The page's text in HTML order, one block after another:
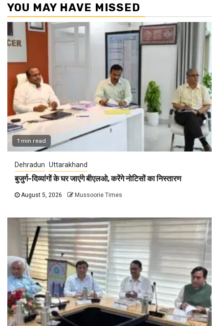
YOU MAY HAVE MISSED
1 min read
Dehradun Uttarakhand
बुजुर्ग-दिव्यांगों के घर जाएंगे बीएलओ, करेंगे नोटिसों का निस्तारण
August 5, 2026 Mussoorie Times